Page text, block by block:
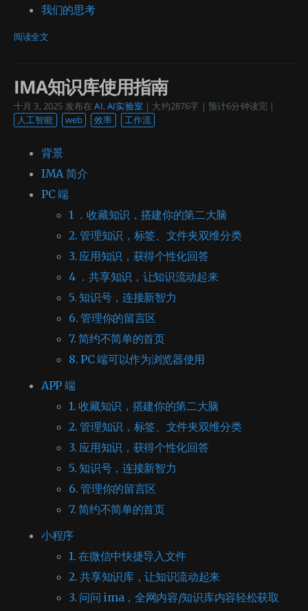
我们的思考
阅读全文
IMA知识库使用指南
十月 3, 2025 发布在 AI,AI实验室 | 大约2876字 | 预计6分钟读完 |
人工智能
web 效率 工作流
背景
IMA 简介
PC 端
1 ．收藏知识，搭建你的第二大脑
2. 管理知识，标签、文件夹双维分类
3. 应用知识，获得个性化回答
4 ．共享知识，让知识流动起来
5. 知识号，连接新智力
6. 管理你的留言区
7. 简约不简单的首页
8. PC 端可以作为浏览器使用
APP 端
1. 收藏知识，搭建你的第二大脑
2. 管理知识，标签、文件夹双维分类
3. 应用知识，获得个性化回答
5. 知识号，连接新智力
6. 管理你的留言区
7. 简约不简单的首页
小程序
1. 在微信中快捷导入文件
2. 共享知识库，让知识流动起来
3. 问问 ima，全网内容/知识库内容轻松获取